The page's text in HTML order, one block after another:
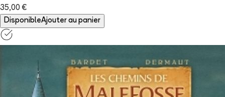
35,00 €
DisponibleAjouter au panier